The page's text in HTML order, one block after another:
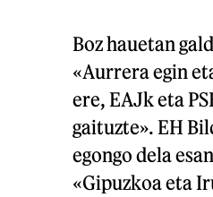
Boz hauetan
«Aurrera egin
ere, EAJk eta
gaituzte». EH
egongo dela
«Gipuzkoa eta